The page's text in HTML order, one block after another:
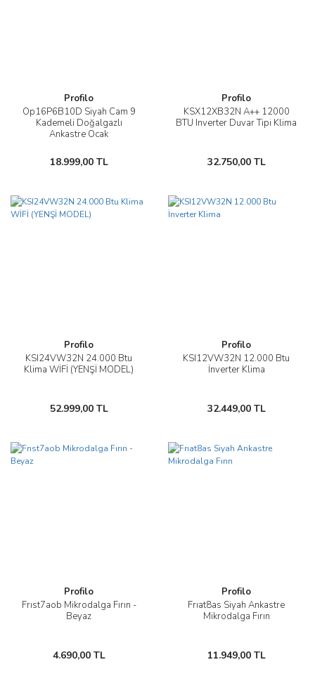
Profilo
Op16P6B10D Siyah Cam 9
Kademeli Doğalgazlı
Ankastre Ocak
18.999,00 TL
Profilo
KSX12XB32N A++ 12000
BTU Inverter Duvar Tipi Klima
32.750,00 TL
Profilo
KSI24VW32N 24.000 Btu
Klima WİFİ (YENŞİ MODEL)
52.999,00 TL
Profilo
KSI12VW32N 12.000 Btu
İnverter Klima
32.449,00 TL
Profilo
Frıst7aob Mikrodalga Fırın -
Beyaz
4.690,00 TL
Profilo
Frıat8as Siyah Ankastre
Mikrodalga Fırın
11.949,00 TL